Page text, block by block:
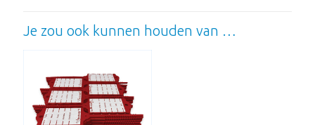
Je zou ook kunnen houden van …